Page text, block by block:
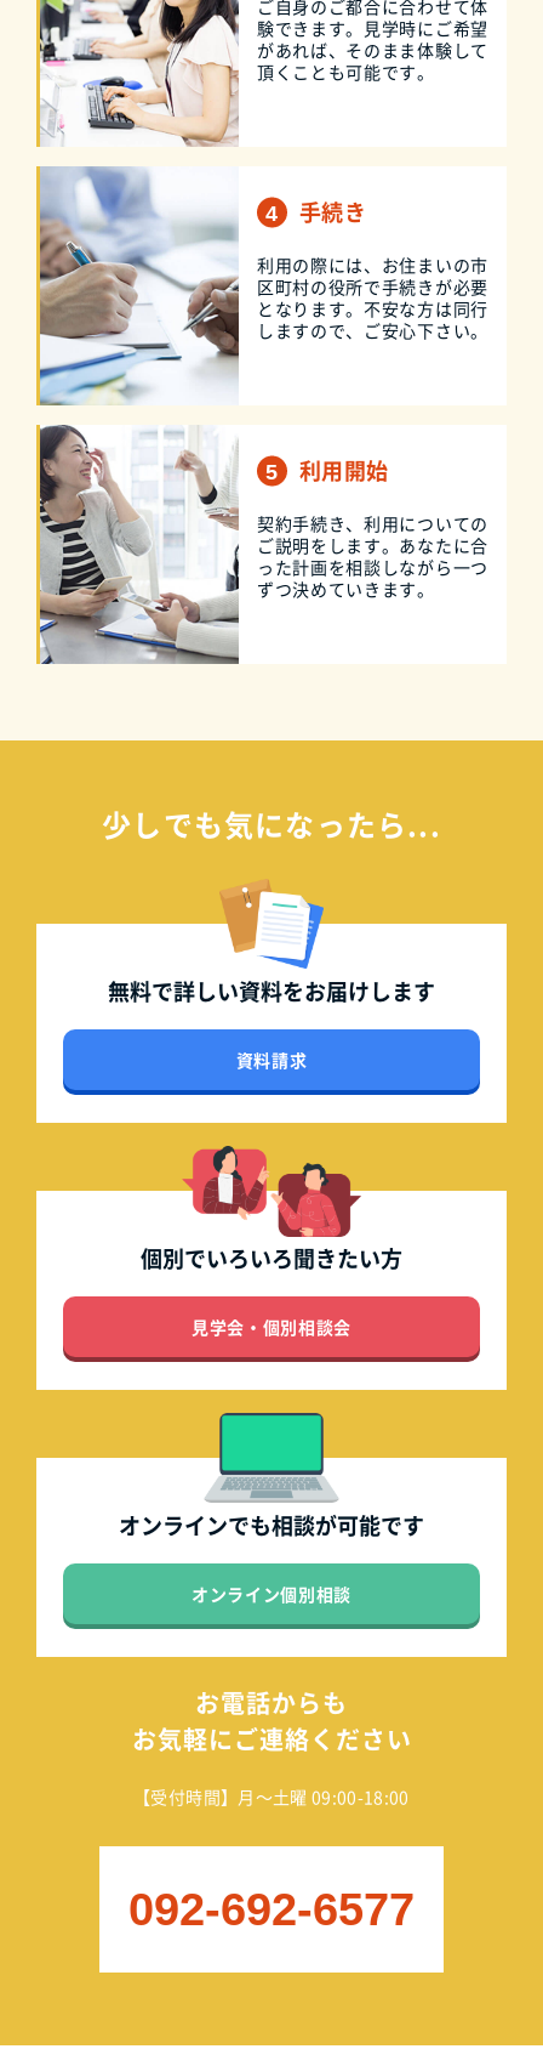
ご自身のご都合に合わせて体
験できます。見学時にご希望
があれば、そのまま体験して
頂くことも可能です。
手続き
利用の際には、お住まいの市
区町村の役所で手続きが必要
となります。不安な方は同行
しますので、ご安心下さい。
利用開始
契約手続き、利用についての
ご説明をします。あなたに合
った計画を相談しながら一つ
ずつ決めていきます。
少しでも気になったら...
無料で詳しい資料をお届けします
資料請求
個別でいろいろ聞きたい方
見学会・個別相談会
オンラインでも相談が可能です
オンライン個別相談
お電話からも
お気軽にご連絡ください
【受付時間】月～土曜 09:00-18:00
092-692-6577